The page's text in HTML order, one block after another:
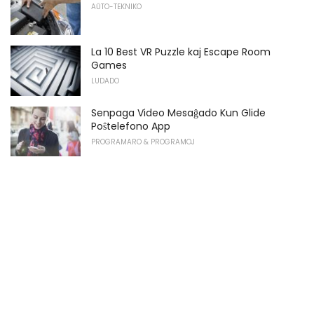
AŬTO-TEKNIKO
La 10 Best VR Puzzle kaj Escape Room
Games
LUDADO
Senpaga Video Mesaĝado Kun Glide
Poŝtelefono App
PROGRAMARO & PROGRAMOJ